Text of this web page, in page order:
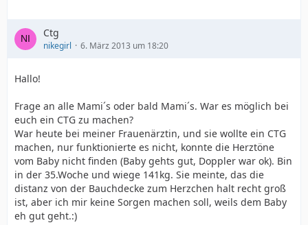
Ctg
nikegirl 6. März 2013 um 18:20
Hallo!
Frage an alle Mami´s oder bald Mami´s. War es möglich bei
euch ein CTG zu machen?
War heute bei meiner Frauenärztin, und sie wollte ein CTG
machen, nur funktionierte es nicht, konnte die Herztöne
vom Baby nicht finden (Baby gehts gut, Doppler war ok). Bin
in der 35.Woche und wiege 141kg. Sie meinte, das die
distanz von der Bauchdecke zum Herzchen halt recht groß
ist, aber ich mir keine Sorgen machen soll, weils dem Baby
eh gut geht.:)